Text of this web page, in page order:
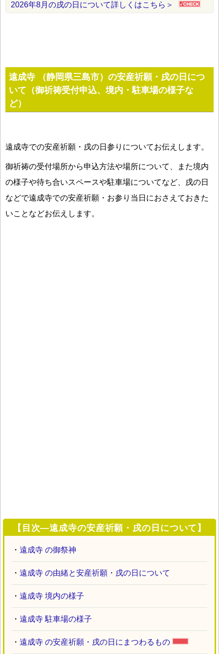
2026年8月の戌の日について詳しくはこちら＞
遠成寺 （静岡県三島市）の安産祈願・戌の日につ
いて（御祈祷受付申込、境内・駐車場の様子な
ど）
遠成寺での安産祈願・戌の日参りについてお伝えします。
御祈祷の受付場所から申込方法や場所について、また境内
の様子や待ち合いスペースや駐車場についてなど、戌の日
などで遠成寺での安産祈願・お参り当日におさえておきた
いことなどお伝えします。
【目次―遠成寺の安産祈願・戌の日について】
・ 遠成寺 の御祭神
・ 遠成寺 の由緒と安産祈願・戌の日について
・ 遠成寺 境内の様子
・ 遠成寺 駐車場の様子
・ 遠成寺 の安産祈願・戌の日にまつわるもの